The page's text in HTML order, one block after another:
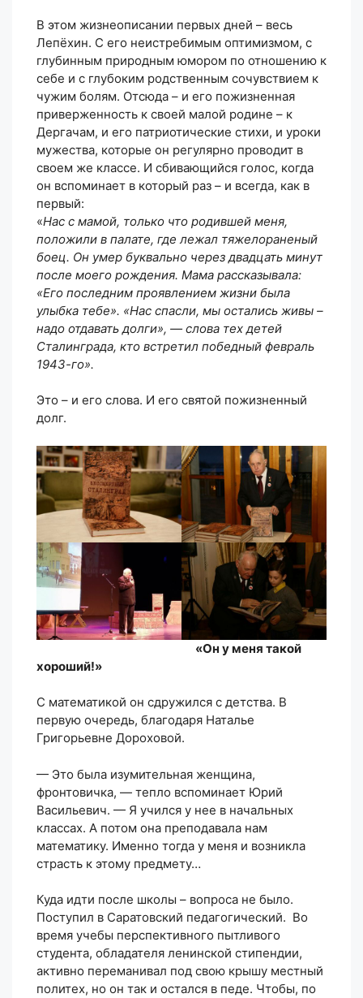
В этом жизнеописании первых дней – весь
Лепёхин. С его неистребимым оптимизмом, с
глубинным природным юмором по отношению к
себе и с глубоким родственным сочувствием к
чужим болям. Отсюда – и его пожизненная
приверженность к своей малой родине – к
Дергачам, и его патриотические стихи, и уроки
мужества, которые он регулярно проводит в
своем же классе. И сбивающийся голос, когда
он вспоминает в который раз – и всегда, как в
первый:
«Нас с мамой, только что родившей меня,
положили в палате, где лежал тяжелораненый
боец. Он умер буквально через двадцать минут
после моего рождения. Мама рассказывала:
«Его последним проявлением жизни была
улыбка тебе». «Нас спасли, мы остались живы –
надо отдавать долги», — слова тех детей
Сталинграда, кто встретил победный февраль
1943-го».
Это – и его слова. И его святой пожизненный
долг.
«Он у меня такой
хороший!»
С математикой он сдружился с детства. В
первую очередь, благодаря Наталье
Григорьевне Дороховой.
— Это была изумительная женщина,
фронтовичка, — тепло вспоминает Юрий
Васильевич. — Я учился у нее в начальных
классах. А потом она преподавала нам
математику. Именно тогда у меня и возникла
страсть к этому предмету…
Куда идти после школы – вопроса не было.
Поступил в Саратовский педагогический. Во
время учебы перспективного пытливого
студента, обладателя ленинской стипендии,
активно переманивал под свою крышу местный
политех, но он так и остался в педе. Чтобы, по